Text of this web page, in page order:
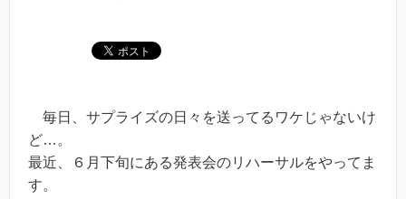
毎日、サプライズの日々を送ってるワケじゃないけ
ど…。
最近、６月下旬にある発表会のリハーサルをやってま
す。